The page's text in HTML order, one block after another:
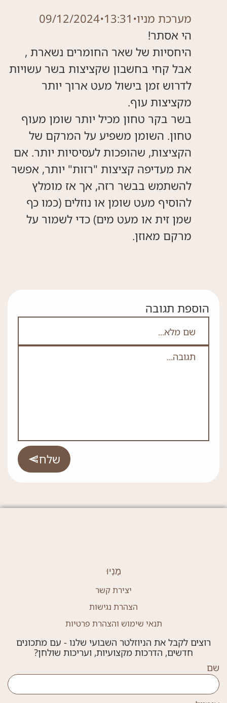
מערכת מניו•
13:31
•
09/12/2024
היחסיות של שאר החומרים נשארת ,
אבל קחי בחשבון שקציצות בשר עשויות
לדרוש זמן בישול מעט ארוך יותר
בשר בקר טחון מכיל יותר שומן מעוף
טחון. השומן משפיע על המרקם של
הקציצות, שהופכות לעסיסיות יותר. אם
את מעדיפה קציצות "רזות" יותר, אפשר
להשתמש בבשר רזה, אך אז מומלץ
להוסיף מעט שומן או נוזלים (כמו כף
שמן זית או מעט מים) כדי לשמור על
מרקם מאוזן.
אם אתה לא רובוט אל תמלא את השדה הזה
הוספת תגובה
שם מלא
תגובה*
שלח
מֶנְיוּ
יצירת קשר
הצהרת נגישות
תנאי שימוש והצהרת פרטיות
רוצים לקבל את הניוזלטר השבועי שלנו - עם מתכונים
חדשים, הדרכות מקצועיות, ועריכות שולחן?
שם